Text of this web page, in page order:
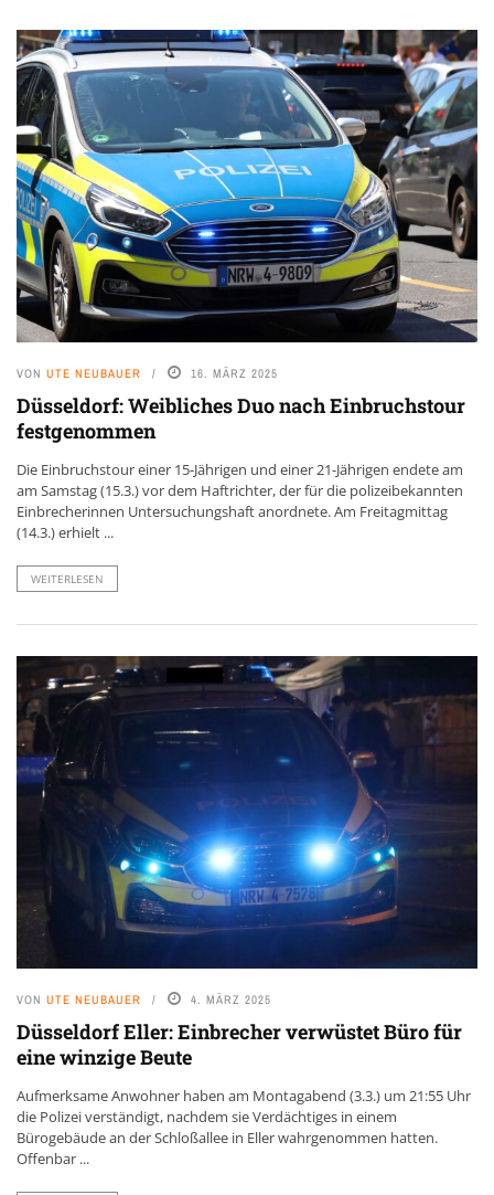
VON UTE NEUBAUER 16. MÄRZ 2025
Düsseldorf: Weibliches Duo nach Einbruchstour
festgenommen
Die Einbruchstour einer 15-Jährigen und einer 21-Jährigen endete am
am Samstag (15.3.) vor dem Haftrichter, der für die polizeibekannten
Einbrecherinnen Untersuchungshaft anordnete. Am Freitagmittag
(14.3.) erhielt ...
WEITERLESEN
VON UTE NEUBAUER 4. MÄRZ 2025
Düsseldorf Eller: Einbrecher verwüstet Büro für
eine winzige Beute
Aufmerksame Anwohner haben am Montagabend (3.3.) um 21:55 Uhr
die Polizei verständigt, nachdem sie Verdächtiges in einem
Bürogebäude an der Schloßallee in Eller wahrgenommen hatten.
Offenbar ...